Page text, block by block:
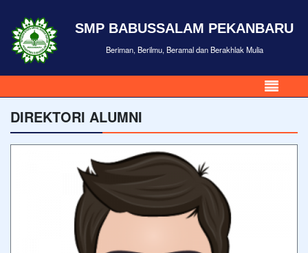
SMP BABUSSALAM PEKANBARU
Beriman, Berilmu, Beramal dan Berakhlak Mulia
DIREKTORI ALUMNI